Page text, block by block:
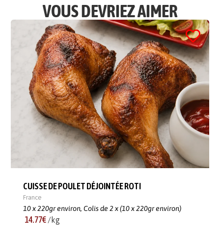
VOUS DEVRIEZ AIMER
CUISSE DE POULET DÉJOINTÉE ROTI
France
10 x 220gr environ, Colis de 2 x (10 x 220gr environ)
14.77€ /kg